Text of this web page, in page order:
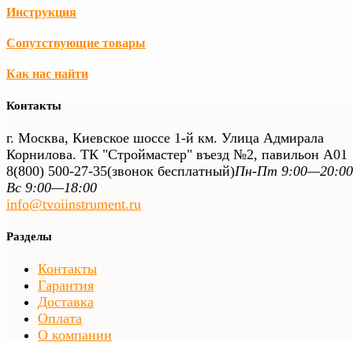
Инструкция
Сопутствующие товары
Как нас найти
Контакты
г. Москва, Киевское шоссе 1-й км. Улица Адмирала
Корнилова. ТК "Строймастер" въезд №2, павильон А01
8(800) 500-27-35(звонок бесплатный)Пн-Пт
Вс 9:00—18:00
info@tvoiinstrument.ru
Разделы
Контакты
Гарантия
Доставка
Оплата
О компании